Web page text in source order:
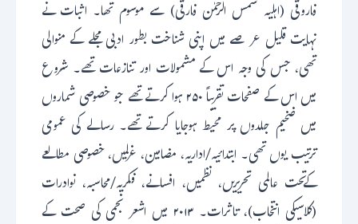
فاروقی (اہلیہ شمس الرحمٰن فارقی) سے موسوم تھا۔ اثبات نے
نہایت قلیل عرصے میں اپنی شناخت بطور ادبی مجلے کے منوالی
تھی، جس کی وجہ اس کے مشمولات اور تنازعات تھے۔ شروع
میں اس کے صفحات تقریباً ۲۵۰ ہوا کرتے تھے جو خصوصی شماروں
میں ضخیم جلدوں پر محیط ہوجایا کرتے تھے۔ رسالے کی عمومی
ترتیب یوں تھی۔ ابتدائیہ/اداریہ، مضامین، غزلیں، خصوصی مطالعے
کےتحت عالمی تحریریں، نظمیں، افسانے، فکریہ/محاسبہ، نوادرات
(کلاسیکی انتخاب)، تاثرات۔ ۲۰۱۳ میں اشعر نجمی کی صحت کے